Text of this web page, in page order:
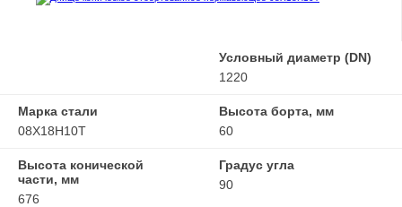
Условный диаметр (DN)
1220
Марка стали
08Х18Н10Т
Высота борта, мм
60
Высота конической
части, мм
676
Градус угла
90